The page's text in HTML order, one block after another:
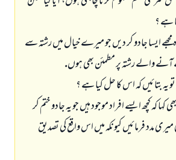
ہے ؟
مجھے ايسا جادو كر ديں جو ميرے خيال ميں رشتہ سے
آنے والے رشتہ پر مطمئن بھى ہوں.
يہ بتائيں كہ اس كا حل كيا ہے ؟
كہ كچھ ايسے افراد موجود ہيں جو يہ جادو ختم كر
مدد فرمائيں كيونكہ ميں اس واقع كى تصديق